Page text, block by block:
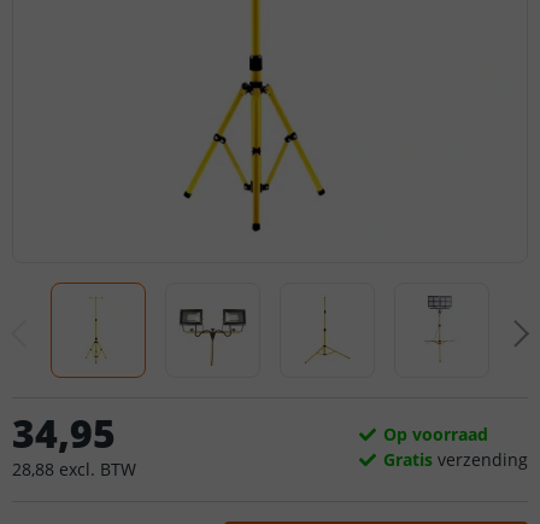
34,95
28,88 excl. BTW
Op voorraad
Gratis verzending